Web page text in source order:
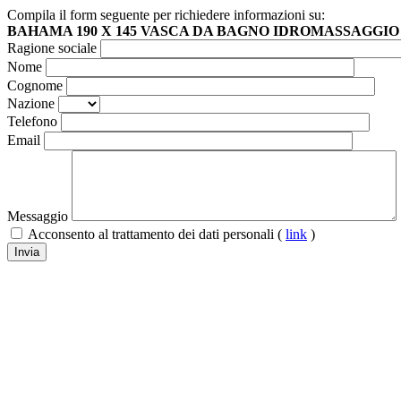
Compila il form seguente per richiedere informazioni su:
BAHAMA 190 X 145 VASCA DA BAGNO
Ragione sociale
Nome
Cognome
Nazione
Telefono
Email
Messaggio
Acconsento al trattamento dei dati personali ( link )
Invia